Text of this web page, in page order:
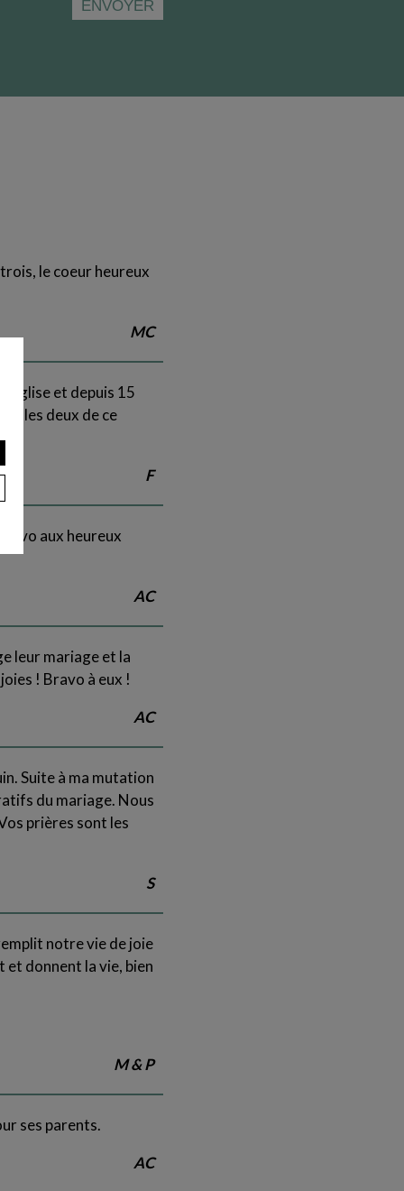
le coeur heureux
MC
l'église et depuis 15
les deux de ce
F
aux heureux
AC
leur mariage et la
! Bravo à eux !
AC
Suite à ma mutation
du mariage. Nous
prières sont les
S
notre vie de joie
et donnent la vie, bien
M & P
ses parents.
AC